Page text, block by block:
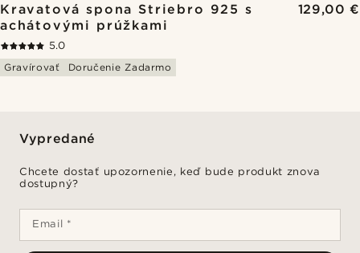
Kravatová spona Striebro 925 s
achátovými prúžkami
129,00 €
5.0
Gravírovať
Doručenie Zadarmo
Vypredané
Chcete dostať upozornenie, keď bude produkt znova
dostupný?
Email *